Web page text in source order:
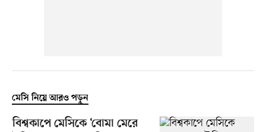
মেসি নিয়ে আরও পড়ুন
বিশ্বকাপে মেসিকে ‘বোমা মেরে